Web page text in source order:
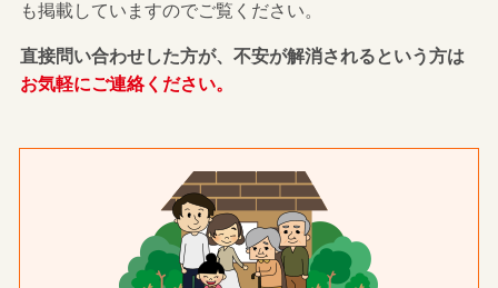
も掲載していますのでご覧ください。
直接問い合わせした方が、不安が解消されるという方は
お気軽にご連絡ください。